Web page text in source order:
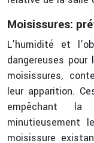
Moisissures:
L’humidité et
dangereuses
moisissures,
leur apparition.
empêchant la
minutieusement
moisissure